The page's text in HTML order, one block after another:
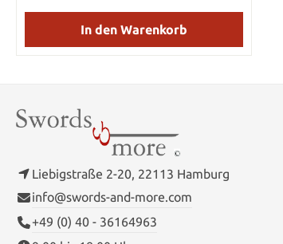
In den Warenkorb
Liebigstraße 2-20, 22113 Hamburg
info@swords-and-more.com
+49 (0) 40 - 36164963